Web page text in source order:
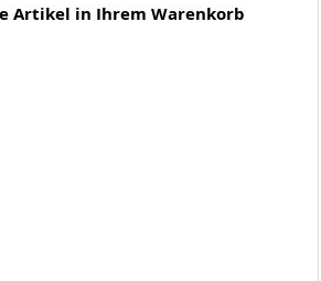
Artikel in Ihrem Warenkorb